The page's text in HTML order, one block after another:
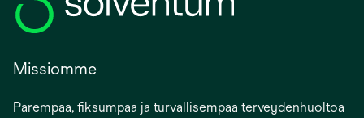
Missiomme
Parempaa, fiksumpaa ja turvallisempaa terveydenhuoltoa